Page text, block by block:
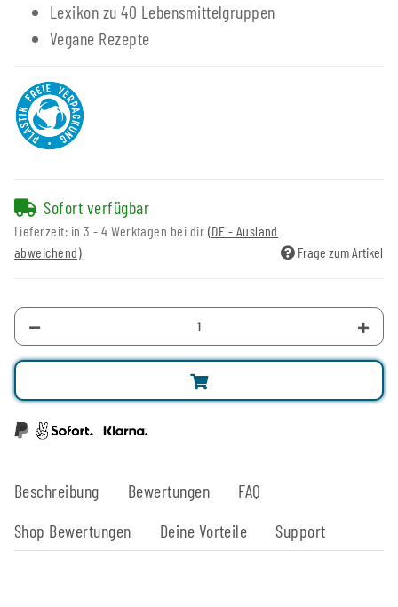
Lexikon zu 40 Lebensmittelgruppen
Vegane Rezepte
Sofort verfügbar
Lieferzeit: in 3 - 4 Werktagen bei dir (DE - Ausland
abweichend)
Frage zum Artikel
Beschreibung Bewertungen
FAQ
Shop Bewertungen
Deine Vorteile Support